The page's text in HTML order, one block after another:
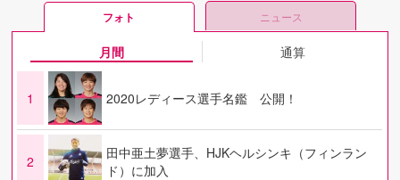
フォト ニュース
月間 通算
1 2020レディース選手名鑑 公開！
2
田中亜土夢選手、HJKヘルシンキ（フィンラン
ド）に加入